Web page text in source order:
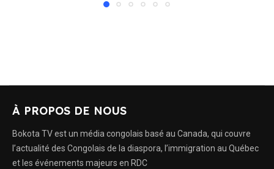
À PROPOS DE NOUS
Bokota TV est un média congolais basé au Canada, qui couvre
l’actualité des Congolais de la diaspora, l’immigration au Québec
et les événements majeurs en RDC